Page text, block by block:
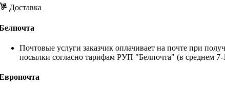
Доставка
Почтовые услуги заказчик оплачивает на почте при
посылки согласно тарифам РУП "Белпочта" (в среднем 7-